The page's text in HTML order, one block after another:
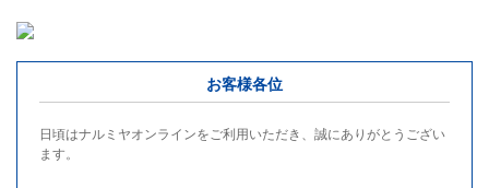
お客様各位
日頃はナルミヤオンラインをご利用いただき、誠にありがとうござい
ます。